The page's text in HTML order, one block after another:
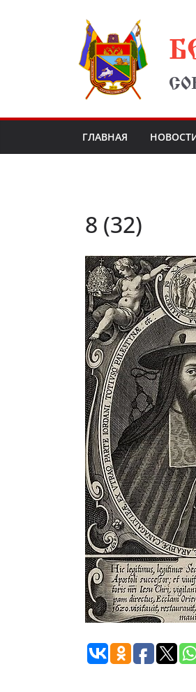
ГЛАВНАЯ
8 (32)